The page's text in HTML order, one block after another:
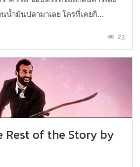
น้ำมันปลามาเลย ใครที่เคยกิ...
23
Rest of the Story by